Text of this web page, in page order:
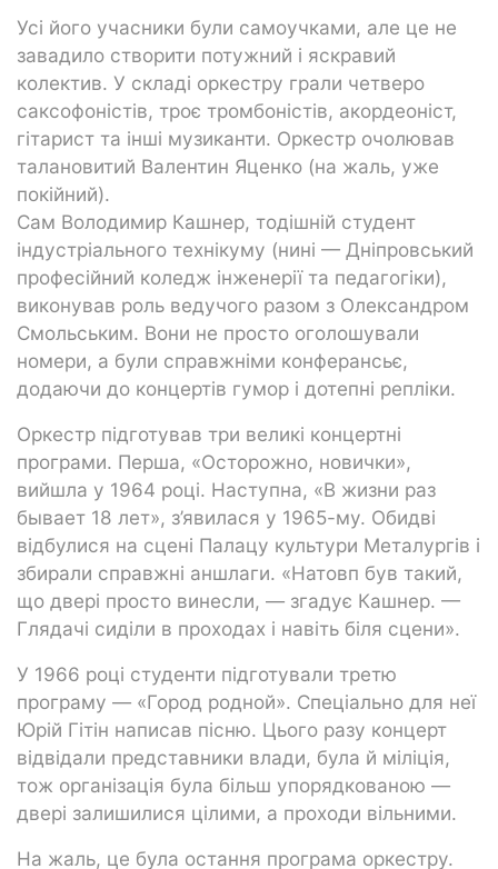
Усі його учасники були самоучками, але це не
завадило створити потужний і яскравий
колектив. У складі оркестру грали четверо
саксофоністів, троє тромбоністів, акордеоніст,
гітарист та інші музиканти. Оркестр очолював
талановитий Валентин Яценко (на жаль, уже
покійний).
Сам Володимир Кашнер, тодішній студент
індустріального технікуму (нині — Дніпровський
професійний коледж інженерії та педагогіки),
виконував роль ведучого разом з Олександром
Смольським. Вони не просто оголошували
номери, а були справжніми конферансьє,
додаючи до концертів гумор і дотепні репліки.
Оркестр підготував три великі концертні
програми. Перша, «Осторожно, новички»,
вийшла у 1964 році. Наступна, «В жизни раз
бывает 18 лет», з’явилася у 1965-му. Обидві
відбулися на сцені Палацу культури Металургів і
збирали справжні аншлаги. «Натовп був такий,
що двері просто винесли, — згадує Кашнер. —
Глядачі сиділи в проходах і навіть біля сцени».
У 1966 році студенти підготували третю
програму — «Город родной». Спеціально для неї
Юрій Гітін написав пісню. Цього разу концерт
відвідали представники влади, була й міліція,
тож організація була більш упорядкованою —
двері залишилися цілими, а проходи вільними.
На жаль, це була остання програма оркестру.